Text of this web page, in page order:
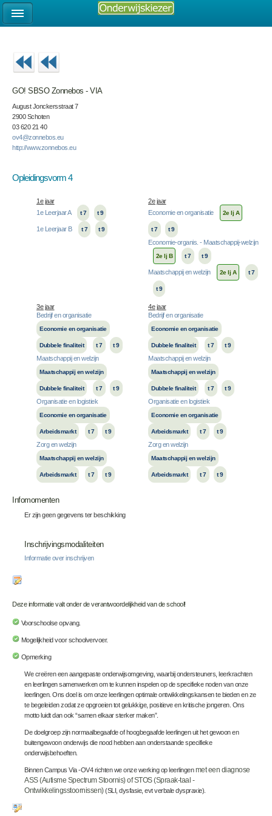
GO! SBSO Zonnebos - VIA
August Jonckersstraat 7
2900 Schoten
03 620 21 40
ov4@zonnebos.eu
http://www.zonnebos.eu
Opleidingsvorm 4
1e jaar
2e jaar
1e Leerjaar A
t 7 t 9
1e Leerjaar B t 7 t 9
Economie en organisatie 2e lj A
t 7 t 9
Economie-organis. - Maatschappij-welzijn
2e lj B t 7 t 9
Maatschappij en welzijn 2e lj A t 7
t 9
3e jaar
4e jaar
Bedrijf en organisatie
Economie en organisatie
Dubbele finaliteit t 7 t 9
Maatschappij en welzijn
Maatschappij en welzijn
Dubbele finaliteit t 7 t 9
Organisatie en logistiek
Economie en organisatie
Arbeidsmarkt t 7 t 9
Zorg en welzijn
Maatschappij en welzijn
Arbeidsmarkt t 7 t 9
Bedrijf en organisatie
Economie en organisatie
Dubbele finaliteit t 7 t 9
Maatschappij en welzijn
Maatschappij en welzijn
Dubbele finaliteit t 7 t 9
Organisatie en logistiek
Economie en organisatie
Arbeidsmarkt t 7 t 9
Zorg en welzijn
Maatschappij en welzijn
Arbeidsmarkt t 7 t 9
Infomomenten
Er zijn geen gegevens ter beschikking
Inschrijvingsmodaliteiten
Informatie over inschrijven
Deze informatie valt onder de verantwoordelijkheid van de school!
Voorschoolse opvang.
Mogelijkheid voor schoolvervoer.
Opmerking
We creëren een aangepaste onderwijsomgeving, waarbij ondersteuners, leerkrachten
en leerlingen samenwerken om te kunnen inspelen op de specifieke noden van onze
leerlingen. Ons doel is om onze leerlingen optimale ontwikkelingskansen te bieden en ze
te begeleiden zodat ze opgroeien tot gelukkige, positieve en kritische jongeren. Ons
motto luidt dan ook “samen elkaar sterker maken”.
De doelgroep zijn normaalbegaafde of hoogbegaafde leerlingen uit het gewoon en
buitengewoon onderwijs die nood hebben aan onderstaande specifieke
onderwijsbehoeften.
Binnen Campus Via -OV4 richten we onze werking op leerlingenmet een diagnose
ASS (Autisme Spectrum Stoornis) of STOS (Spraak-taal -
Ontwikkelingsstoornissen)(SLI, dysfasie, evt verbale dyspraxie).